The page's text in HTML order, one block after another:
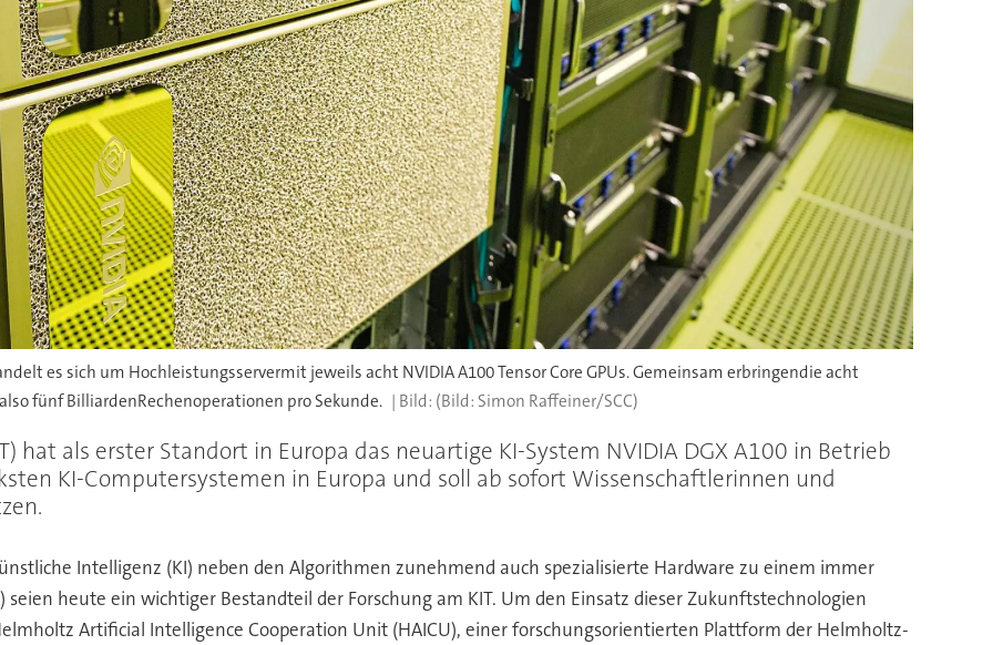
es sich um Hochleistungsservermit jeweils acht NVIDIA A100 Tensor Core GPUs. Gemeinsam erbringendie acht
fünf BilliardenRechenoperationen pro Sekunde.
(Bild: Simon Raffeiner/SCC)
hat als erster Standort in Europa das neuartige KI-System NVIDIA DGX A100 in Betrieb
KI-Computersystemen in Europa und soll ab sofort Wissenschaftlerinnen und
Intelligenz (KI) neben den Algorithmen zunehmend auch spezialisierte Hardware zu einem immer
heute ein wichtiger Bestandteil der Forschung am KIT. Um den Einsatz dieser Zukunftstechnologien
Artificial Intelligence Cooperation Unit (HAICU), einer forschungsorientierten Plattform der Helmholtz-